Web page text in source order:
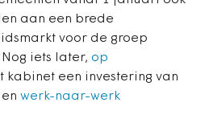
aan een brede
voor de groep
iets later, op
kabinet een investering van
werk-naar-werk